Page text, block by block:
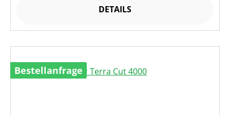
DETAILS
Bestellanfrage